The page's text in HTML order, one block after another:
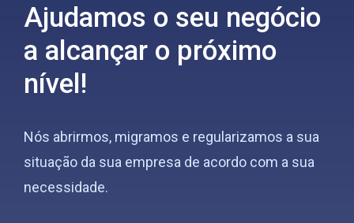
Ajudamos o seu negócio
a alcançar o próximo
nível!
Nós abrirmos, migramos e regularizamos a sua
situação da sua empresa de acordo com a sua
necessidade.